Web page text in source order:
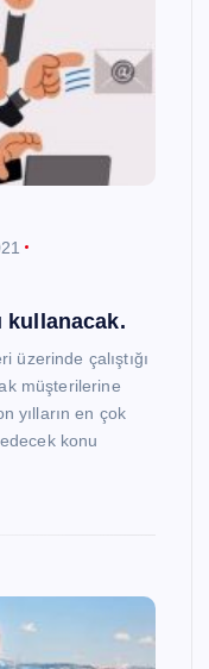
kullanacak.
üzerinde çalıştığı
müşterilerine
yılların en çok
konu